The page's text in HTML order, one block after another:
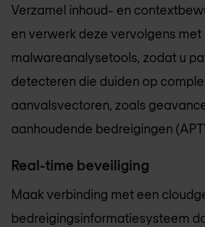
Verzamel inhoud- en
en verwerk deze vervolgens met
malwareanalysetools, zodat u
detecteren die duiden op
aanvalsvectoren, zoals
aanhoudende bedreigingen
Real-time beveiliging
Maak verbinding met een
bedreigingsinformatiesysteem